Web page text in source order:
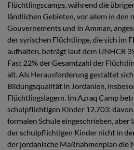
Flüchtlingscamps, während die
ländlichen Gebieten, vor allem in den
Gouvernements und in Amman,
der syrischen Flüchtlinge, die sich im
aufhalten, beträgt laut dem UNHCR
Fast 22% der Gesamtzahl der
alt. Als Herausforderung gestaltet
Bildungsqualität in Jordanien,
Flüchtlingslagern. Im Azraq Camp
schulpflichtigen Kinder 12.703;
formalen Schule eingeschrieben, aber
der schulpflichtigen Kinder nicht in
der jordanische Maßnahmenplan die